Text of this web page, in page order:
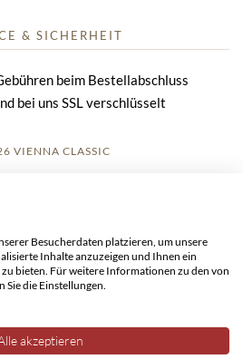
& SICHERHEIT
beim Bestellabschluss
bei uns SSL verschlüsselt
VIENNA CLASSIC
AGB
Besucherdaten platzieren, um unsere
Inhalte anzuzeigen und Ihnen ein
bieten. Für weitere Informationen zu den von
Sie die Einstellungen.
akzeptieren